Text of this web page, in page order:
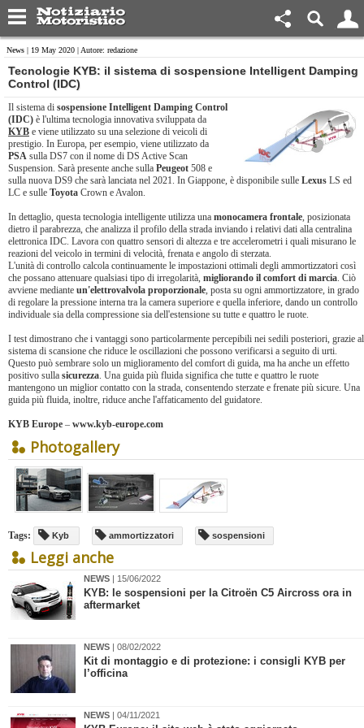
News | 19 May 2020 | Autore: redazione
Tecnologie KYB: il sistema di sospensione Intelligent Damping
Control (IDC)
Il sistema di sospensione Intelligent Damping Control
(IDC) è l'ultima tecnologia innovativa sviluppata da
KYB e viene utilizzato su una selezione di veicoli di
prestigio. In Europa, per esempio, viene utilizzato da
PSA sulla DS7 con il nome di DS Active Scan
Suspension. Sarà presente anche sulla Peugeot 508 e
sulla nuova DS9 che sarà lanciata nel 2021. In Giappone, è disponibile sulle Lexus LS ed
LC e sulle Toyota Crown e Avalon.
In dettaglio, questa tecnologia intelligente utilizza una monocamera frontale, posizionata
dietro il parabrezza, che analizza il profilo della strada inviando i relativi dati alla centralina
elettronica IDC. Lavora con quattro sensori di altezza e tre accelerometri i quali misurano le
reazioni del veicolo in termini di velocità, frenata e angolo di sterzata.
L'unità di controllo calcola continuamente le impostazioni ottimali degli ammortizzatori così
che possano attenuare qualsiasi tipo di irregolarità, migliorando il comfort di marcia. Ciò
avviene mediante un'elettrovalvola proporzionale, posta su ogni ammortizzatore, in grado
di regolare la pressione interna tra la camera superiore e quella inferiore, dando un controllo
individuale sia della compressione sia dell'estensione su tutte e quattro le ruote.
I test dimostrano che i vantaggi sono particolarmente percepibili nei sedili posteriori, grazie al
sistema di scansione che riduce le oscillazioni che possono verificarsi a seguito di urti.
Questo può sembrare solo un miglioramento del comfort di guida, ma ha anche un effetto
positivo sulla sicurezza. Una guida più fluida significa che tutte e quattro le ruote
mantengono un miglior contatto con la strada, consentendo sterzate e frenate più sicure. Una
guida più fluida, inoltre, riduce anche l'affaticamento del guidatore.
KYB Europe – www.kyb-europe.com
Photogallery
Tags: Kyb ammortizzatori sospensioni
Leggi anche
NEWS | 15/06/2022
KYB: le sospensioni per la Citroën C5 Aircross ora in
aftermarket
NEWS | 08/02/2022
​Kit di montaggio e di protezione: i consigli KYB per
l’officina
NEWS | 04/11/2021